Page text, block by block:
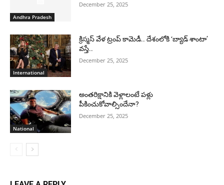
Andhra Pradesh
December 25, 2025
International
క్రిస్మస్ వేళ ట్రంప్ కామెడీ.. దేశంలోకి ‘బ్యాడ్ శాంటా’
వస్తే..
December 25, 2025
National
అంతరిక్షానికి వెళ్లాలంటే పళ్లు
పీకించుకోవాల్సిందేనా?
December 25, 2025